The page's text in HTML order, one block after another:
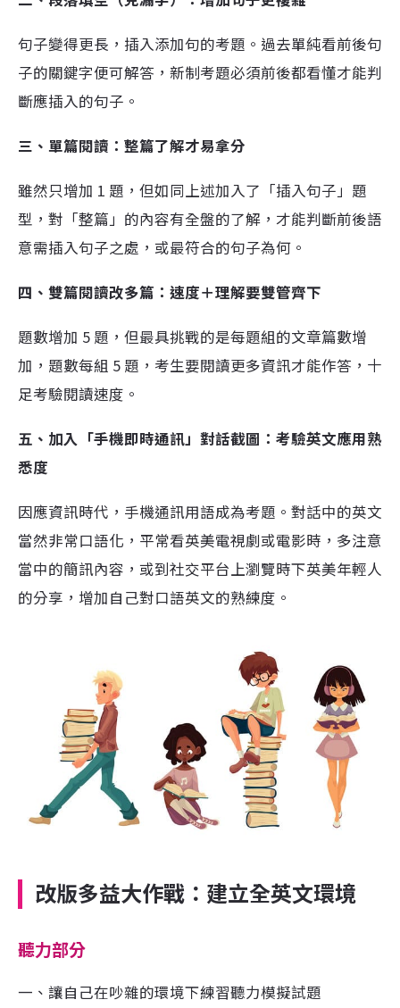
句子變得更長，插入添加句的考題。過去單純看前後句
子的關鍵字便可解答，新制考題必須前後都看懂才能判
斷應插入的句子。
三、單篇閱讀：整篇了解才易拿分
雖然只增加 1 題，但如同上述加入了「插入句子」題
型，對「整篇」的內容有全盤的了解，才能判斷前後語
意需插入句子之處，或最符合的句子為何。
四、 雙篇閱讀改多篇：速度＋理解要雙管齊下
題數增加 5 題，但最具挑戰的是每題組的文章篇數增
加，題數每組 5 題，考生要閱讀更多資訊才能作答，十
足考驗閱讀速度。
五、加入「手機即時通訊」對話截圖：考驗英文應用熟
悉度
因應資訊時代，手機通訊用語成為考題。對話中的英文
當然非常口語化，平常看英美電視劇或電影時，多注意
當中的簡訊內容，或到社交平台上瀏覽時下英美年輕人
的分享，增加自己對口語英文的熟練度。
改版多益大作戰：建立全英文環境
聽力部分
一、讓自己在吵雜的環境下練習聽力模擬試題